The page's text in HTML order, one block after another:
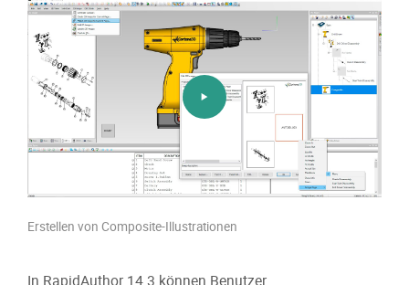
Erstellen von Composite-Illustrationen
In RapidAuthor 14.3 können Benutzer